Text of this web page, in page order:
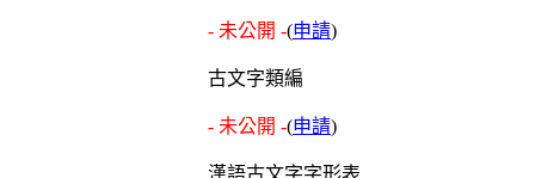
- 未公開 -(申請)
古文字類編
- 未公開 -(申請)
漢語古文字字形表